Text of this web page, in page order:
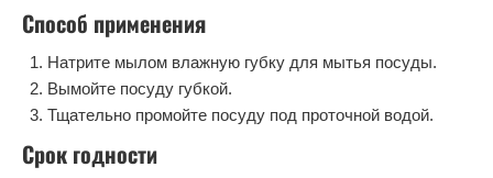
Способ применения
Натрите мылом влажную губку для мытья посуды.
Вымойте посуду губкой.
Тщательно промойте посуду под проточной водой.
Срок годности